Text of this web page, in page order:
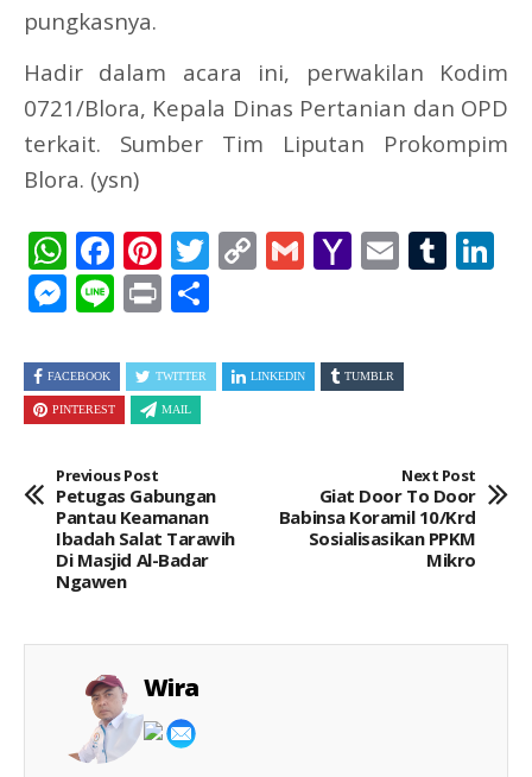
pungkasnya.
Hadir dalam acara ini, perwakilan Kodim
0721/Blora, Kepala Dinas Pertanian dan OPD
terkait. Sumber Tim Liputan Prokompim
Blora. (ysn)
WhatsApp
Facebook
Pinterest
Twitter
CopyGmailYahoo
Email
Messenger
LinePrint
FACEBOOK TWITTER LINKEDIN TUMBLR
PINTEREST MAIL
Previous Post
Petugas Gabungan
Pantau Keamanan
Ibadah Salat Tarawih
Di Masjid Al-Badar
Ngawen
Next Post
Giat Door To Door
Babinsa Koramil 10/Krd
Sosialisasikan PPKM
Mikro
Wira